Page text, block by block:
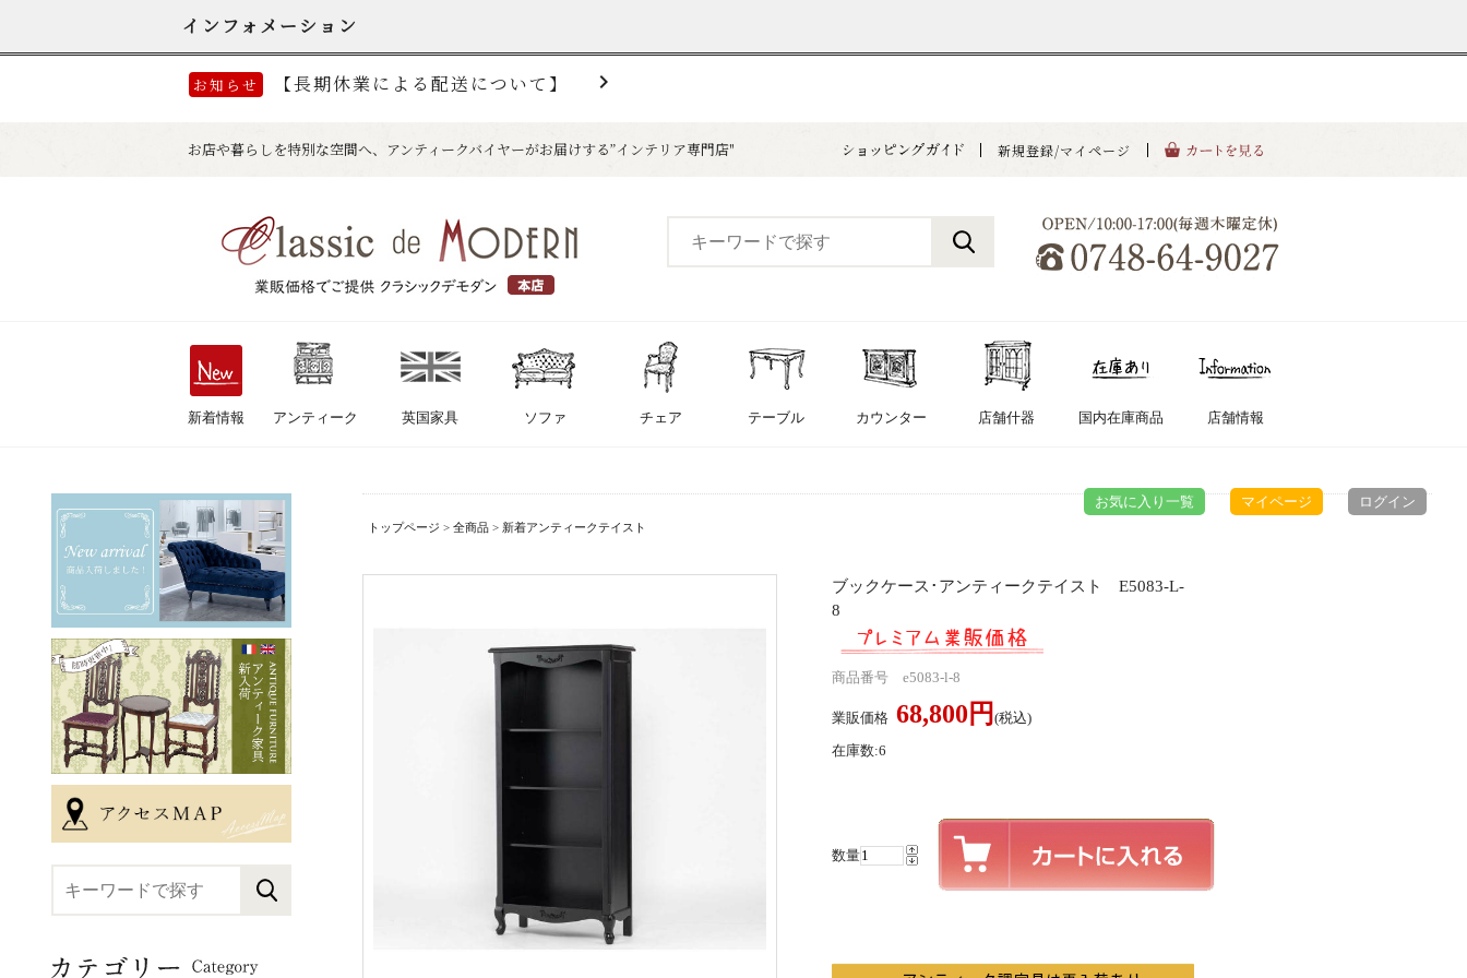
お気に入り一覧 マイページ ログイン
トップページ > 全商品 > 新着アンティークテイスト
ブックケース･アンティークテイスト E5083-L-
8
商品番号 e5083-l-8
業販価格 68,800円 (税込)
在庫数:6
数量